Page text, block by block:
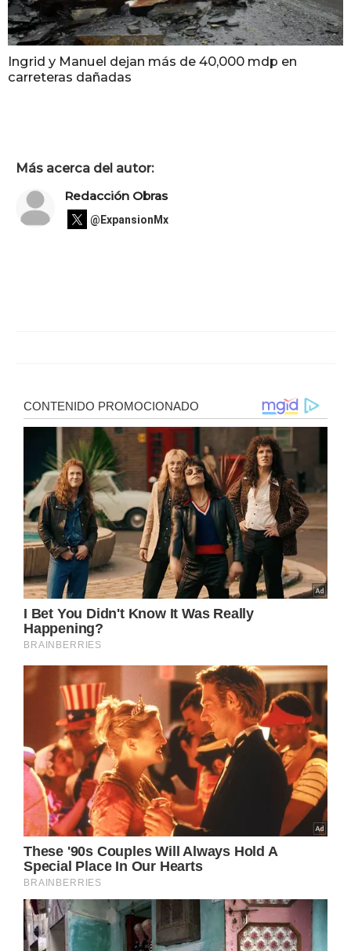
Ingrid y Manuel dejan más de 40,000 mdp en
carreteras dañadas
Más acerca del autor:
Redacción Obras
@ExpansionMx